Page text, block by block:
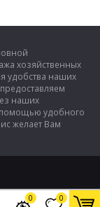
0
0
хозяйственных
удобства наших
наших
помощью удобного
желает Вам
техника